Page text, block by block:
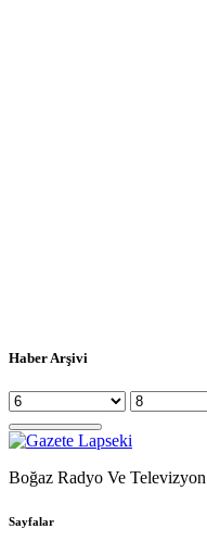
Haber Arşivi
Boğaz Radyo Ve Televizyon
Sayfalar